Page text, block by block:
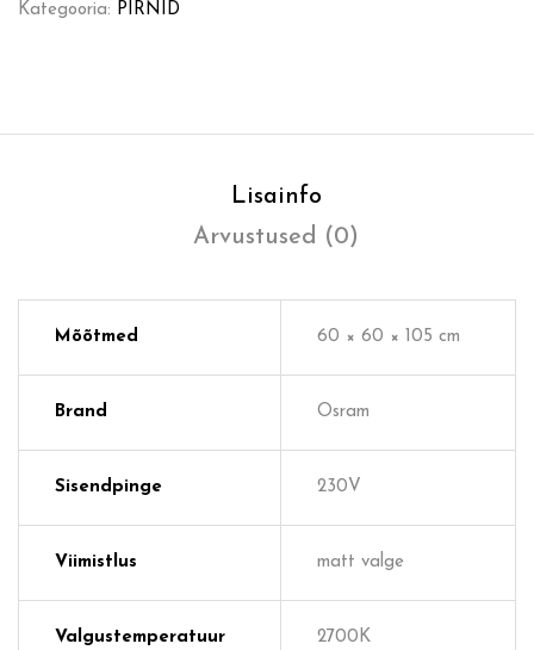
Kategooria: PIRNID
Lisainfo
Arvustused (0)
Mõõtmed 60 × 60 × 105 cm
Brand Osram
Sisendpinge 230V
Viimistlus matt valge
Valgustemperatuur 2700K